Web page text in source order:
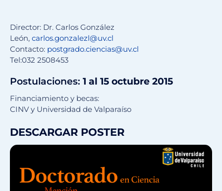
Director: Dr. Carlos González
León, carlos.gonzalezl@uv.cl
Contacto: postgrado.ciencias@uv.cl
Tel:032 2508453
Postulaciones: 1 al 15 octubre 2015
Financiamiento y becas:
CINV y Universidad de Valparaíso
DESCARGAR POSTER